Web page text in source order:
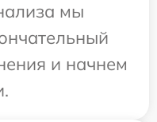
мы
и начнем